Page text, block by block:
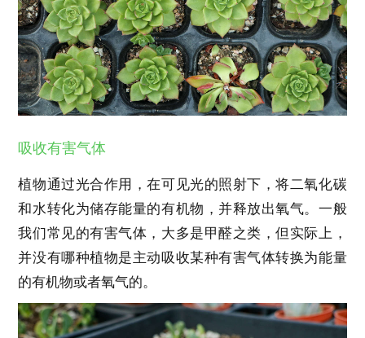
吸收有害气体
植物通过光合作用，在可见光的照射下，将二氧化碳
和水转化为储存能量的有机物，并释放出氧气。一般
我们常见的有害气体，大多是甲醛之类，但实际上，
并没有哪种植物是主动吸收某种有害气体转换为能量
的有机物或者氧气的。